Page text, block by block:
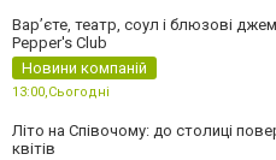
Вар’єте, театр, соул і блюзові
Pepper's Club
Новини компаній
13:00,Сьогодні
Літо на Співочому: до столиці
квітів